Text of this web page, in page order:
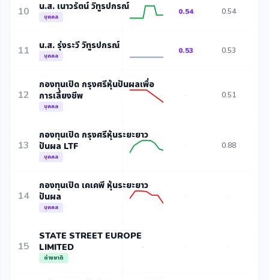
10 น.ส. เนาวรัตน์ วิทูรปกรณ์
บุคคล
0.54 0.54
11 น.ส. รุ่งระวี วิทูรปกรณ์
บุคคล
0.53 0.53
12
กองทุนเปิด กรุงศรีหุ้นปันผลเพื่อ
การเลี้ยงชีพ
บุคคล
0.51
13
กองทุนเปิด กรุงศรีหุ้นระยะยาว
ปันผล LTF
บุคคล
0.88
14
กองทุนเปิด เคเคพี หุ้นระยะยาว
ปันผล
บุคคล
15
STATE STREET EUROPE
LIMITED
ต่างชาติ
-